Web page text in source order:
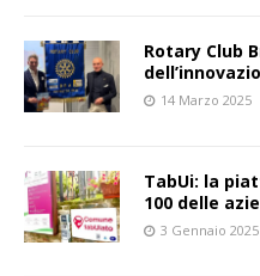
Rotary Club
14 Marzo 2025
TabUi: la
100 delle
3 Gennaio 2025